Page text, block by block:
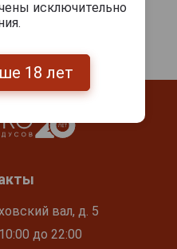
вал, д. 5
до 22:00
исключительно
18 лет